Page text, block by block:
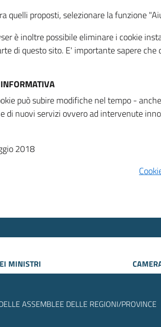
quelli proposti, selezionare la funzione
è inoltre possibile eliminare i cookie
di questo sito. E' importante sapere
può subire modifiche nel tempo -
di nuovi servizi ovvero ad intervenute
2018
MINISTRI
ASSEMBLEE DELLE REGIONI/PROVINCE